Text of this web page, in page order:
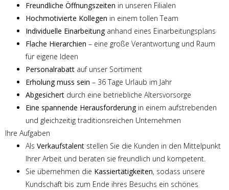
Freundliche Öffnungszeiten in unseren Filialen
Hochmotivierte Kollegen in einem tollen Team
Individuelle Einarbeitunganhand eines Einarbeitungsplans
Flache Hierarchien – eine große Verantwortung und Raum
für eigene Ideen
Personalrabatt auf unser Sortiment
Erholung muss sein – 36 Tage Urlaub im Jahr
Abgesichert durch eine betriebliche Altersvorsorge
Eine spannende Herausforderungin einem aufstrebenden
und gleichzeitig traditionsreichen Unternehmen
Ihre Aufgaben
Als Verkaufstalent stellen Sie die Kunden in den Mittelpunkt
Ihrer Arbeit und beraten sie freundlich und kompetent.
Sie übernehmen die Kassiertätigkeiten, sodass unsere
Kundschaft bis zum Ende ihres Besuchs ein schönes